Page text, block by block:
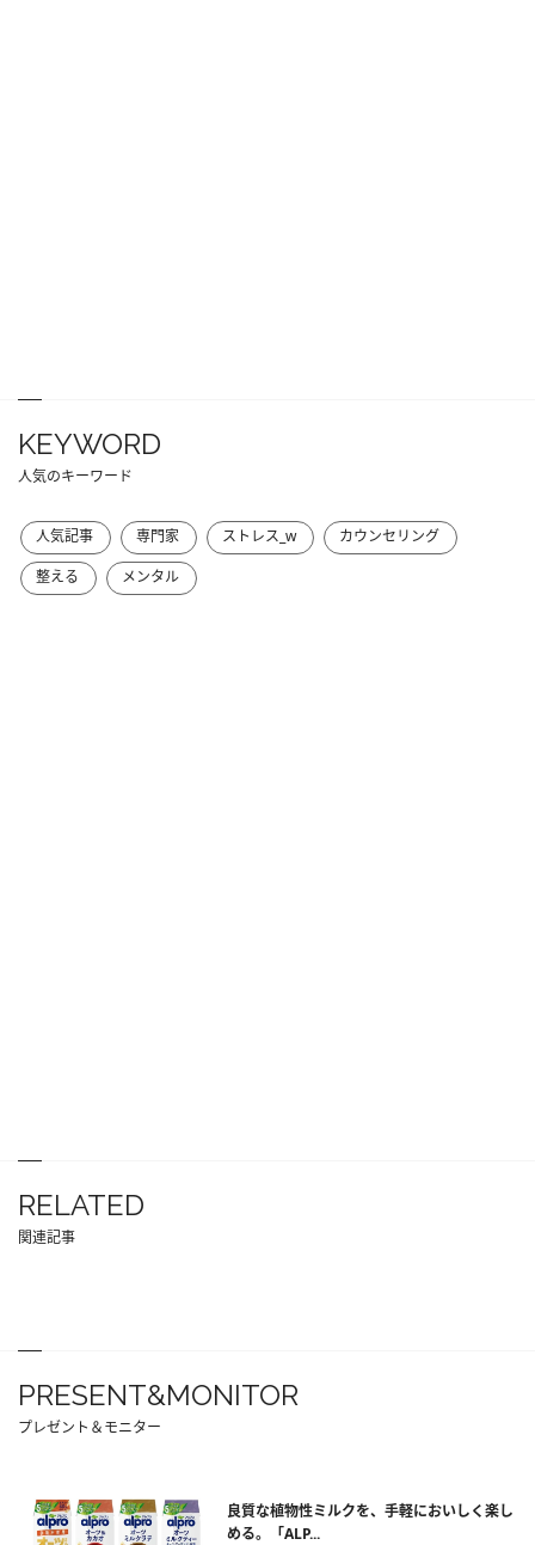
KEYWORD
人気のキーワード
人気記事 専門家 ストレス_w
カウンセリング
整える
メンタル
RELATED
関連記事
PRESENT&MONITOR
プレゼント＆モニター
良質な植物性ミルクを、手軽においしく楽し
める。「ALP...